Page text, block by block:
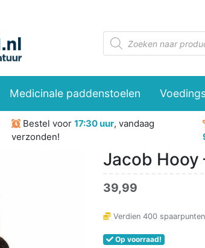
Producten
zoeken
Medicinale paddenstoelen
Bestel voor17:30 uur, vandaag
verzonden!
Jacob Hooy
39,99
Verdien 400
Op voorraad!